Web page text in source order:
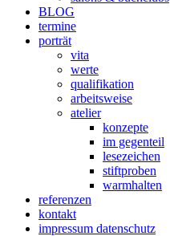
BLOG
termine
porträt
vita
werte
qualifikation
arbeitsweise
atelier
konzepte
im gegenteil
lesezeichen
stiftproben
warmhalten
referenzen
kontakt
impressum datenschutz